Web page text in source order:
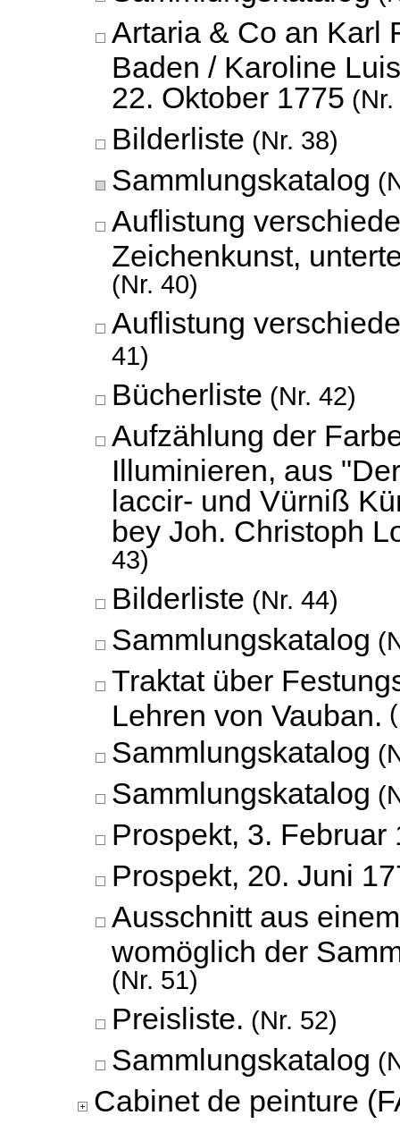
Artaria & Co an Karl
Baden / Karoline
22. Oktober 1775
Bilderliste (Nr. 38)
Sammlungskatalog
Auflistung
Zeichenkunst,
(Nr. 40)
Auflistung
41)
Bücherliste (Nr. 42)
Aufzählung der
Illuminieren, aus
laccir- und Vürniß
bey Joh. Christoph
43)
Bilderliste (Nr. 44)
Sammlungskatalog
Traktat über
Lehren von Vauban.
Sammlungskatalog
Sammlungskatalog
Prospekt, 3. Februar
Prospekt, 20. Juni
Ausschnitt aus
womöglich der
(Nr. 51)
Preisliste. (Nr. 52)
Sammlungskatalog
Cabinet de peinture